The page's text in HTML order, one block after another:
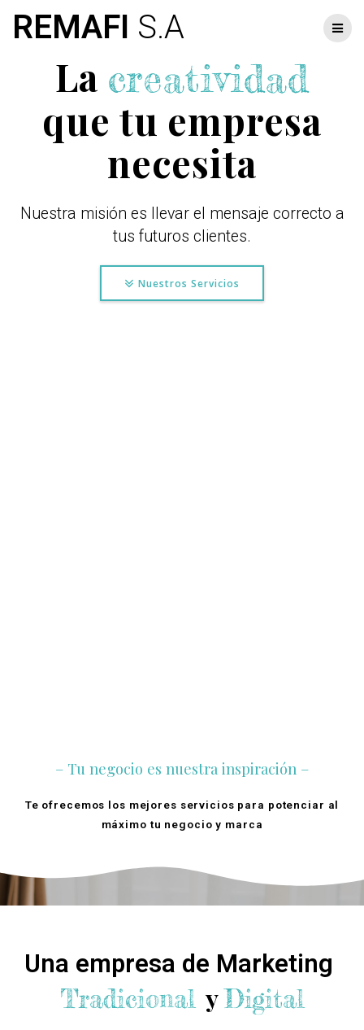
content
REMAFI S.A
La creatividad
que tu empresa
necesita
Nuestra misión es llevar el mensaje correcto a
tus futuros clientes.
Nuestros Servicios
– Tu negocio es nuestra inspiración –
Te ofrecemos los mejores servicios para potenciar al
máximo tu negocio y marca
Una empresa de Marketing
Tradicional yDigital